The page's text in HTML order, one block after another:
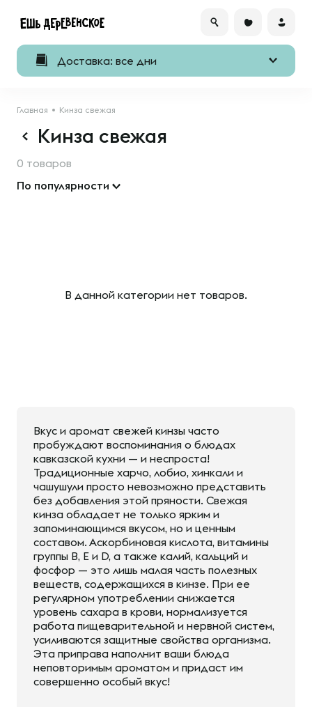
Доставка: все дни
Главная Кинза свежая
Кинза свежая
0 товаров
По популярности
В данной категории нет товаров.
Вкус и аромат свежей кинзы часто
пробуждают воспоминания о блюдах
кавказской кухни — и неспроста!
Традиционные харчо, лобио, хинкали и
чашушули просто невозможно представить
без добавления этой пряности. Свежая
кинза обладает не только ярким и
запоминающимся вкусом, но и ценным
составом. Аскорбиновая кислота, витамины
группы В, Е и D, а также калий, кальций и
фосфор — это лишь малая часть полезных
веществ, содержащихся в кинзе. При ее
регулярном употреблении снижается
уровень сахара в крови, нормализуется
работа пищеварительной и нервной систем,
усиливаются защитные свойства организма.
Эта приправа наполнит ваши блюда
неповторимым ароматом и придаст им
совершенно особый вкус!